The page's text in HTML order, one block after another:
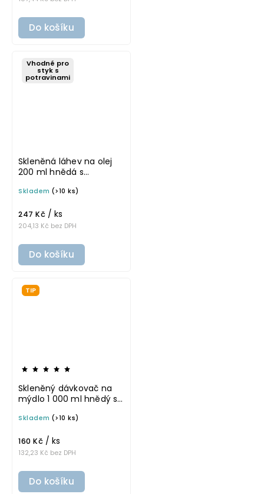
Do košíku
Vhodné pro
styk s
potravinami
Skleněná láhev na olej
200 ml hnědá s
VILO
Skladem (>10 ks)
204,13 Kč bez DPH
247 Kč / ks
Do košíku
TIP
Skleněný dávkovač na
mýdlo 1 000 ml hnědý s
MONA
Skladem (>10 ks)
132,23 Kč bez DPH
160 Kč / ks
Do košíku